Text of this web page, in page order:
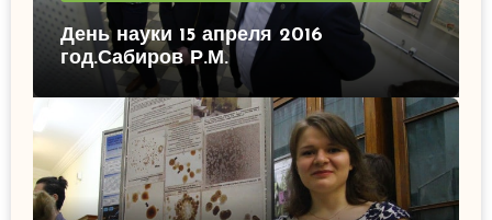
День науки 15 апреля 2016
год.Сабиров Р.М.